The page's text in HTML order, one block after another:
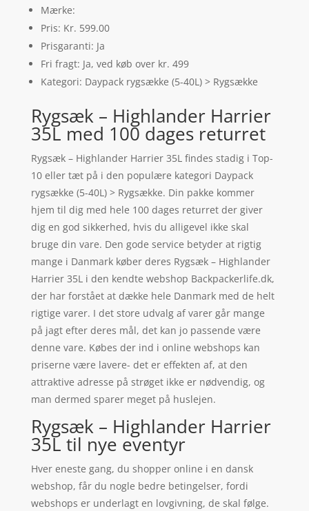
Mærke:
Pris: Kr. 599.00
Prisgaranti: Ja
Fri fragt: Ja, ved køb over kr. 499
Kategori: Daypack rygsække (5-40L) > Rygsække
Rygsæk – Highlander Harrier
35L med 100 dages returret
Rygsæk – Highlander Harrier 35L findes stadig i Top-
10 eller tæt på i den populære kategori Daypack
rygsække (5-40L) > Rygsække. Din pakke kommer
hjem til dig med hele 100 dages returret der giver
dig en god sikkerhed, hvis du alligevel ikke skal
bruge din vare. Den gode service betyder at rigtig
mange i Danmark køber deres Rygsæk – Highlander
Harrier 35L i den kendte webshop Backpackerlife.dk,
der har forstået at dække hele Danmark med de helt
rigtige varer. I det store udvalg af varer går mange
på jagt efter deres mål, det kan jo passende være
denne vare. Købes der ind i online webshops kan
priserne være lavere- det er effekten af, at den
attraktive adresse på strøget ikke er nødvendig, og
man dermed sparer meget på huslejen.
Rygsæk – Highlander Harrier
35L til nye eventyr
Hver eneste gang, du shopper online i en dansk
webshop, får du nogle bedre betingelser, fordi
webshops er underlagt en lovgivning, de skal følge.